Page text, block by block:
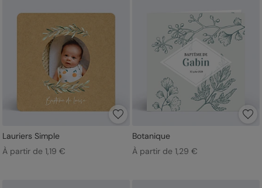
Lauriers Simple
À partir de 1,19 €
Botanique
À partir de 1,29 €